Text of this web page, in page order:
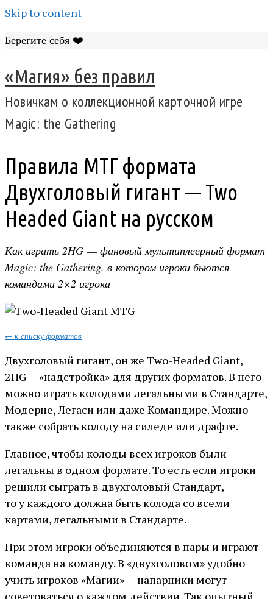
Skip to content
Берегите себя ❤️
«Магия» без правил
Новичкам о коллекционной карточной игре
Magic: the Gathering
Правила МТГ формата
Двухголовый гигант — Two
Headed Giant на русском
Как играть 2HG — фановый мультиплеерный формат
Magic: the Gathering, в котором игроки бьются
командами 2×2 игрока
← к списку форматов
Двухголовый гигант, он же Two-Headed Giant,
2HG — «надстройка» для других форматов. В него
можно играть колодами легальными в Стандарте,
Модерне, Легаси или даже Командире. Можно
также собрать колоду на силеде или драфте.
Главное, чтобы колоды всех игроков были
легальны в одном формате. То есть если игроки
решили сыграть в двухголовый Стандарт,
то у каждого должна быть колода со всеми
картами, легальными в Стандарте.
При этом игроки объединяются в пары и играют
команда на команду. В «двухголовом» удобно
учить игроков «Магии» — напарники могут